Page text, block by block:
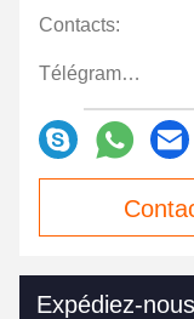
Contacts:
Télégramme:
Expédiez-nous